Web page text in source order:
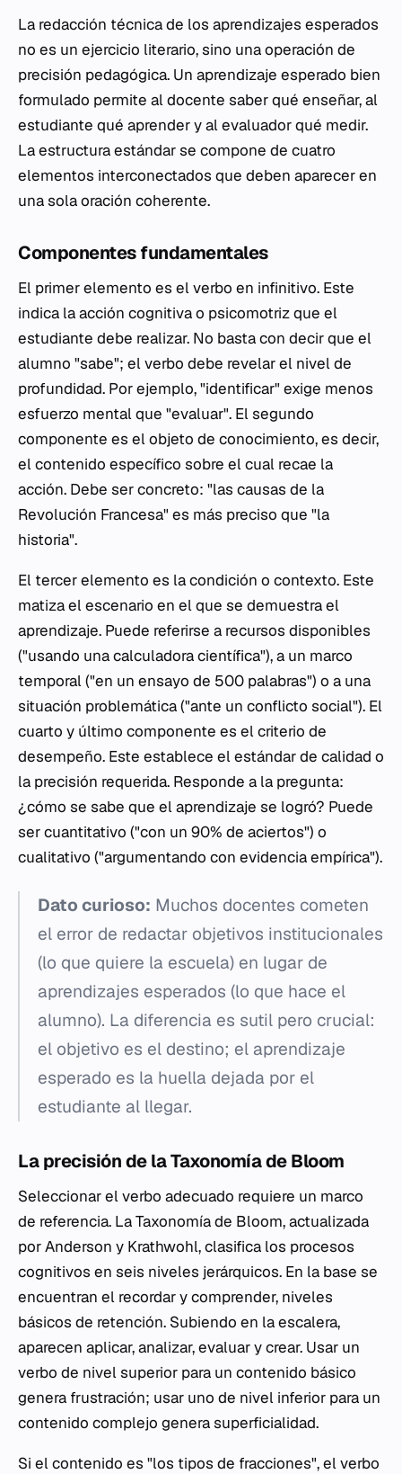
La redacción técnica de los aprendizajes esperados
no es un ejercicio literario, sino una operación de
precisión pedagógica. Un aprendizaje esperado bien
formulado permite al docente saber qué enseñar, al
estudiante qué aprender y al evaluador qué medir.
La estructura estándar se compone de cuatro
elementos interconectados que deben aparecer en
una sola oración coherente.
Componentes fundamentales
El primer elemento es el verbo en infinitivo. Este
indica la acción cognitiva o psicomotriz que el
estudiante debe realizar. No basta con decir que el
alumno "sabe"; el verbo debe revelar el nivel de
profundidad. Por ejemplo, "identificar" exige menos
esfuerzo mental que "evaluar". El segundo
componente es el objeto de conocimiento, es decir,
el contenido específico sobre el cual recae la
acción. Debe ser concreto: "las causas de la
Revolución Francesa" es más preciso que "la
historia".
El tercer elemento es la condición o contexto. Este
matiza el escenario en el que se demuestra el
aprendizaje. Puede referirse a recursos disponibles
("usando una calculadora científica"), a un marco
temporal ("en un ensayo de 500 palabras") o a una
situación problemática ("ante un conflicto social"). El
cuarto y último componente es el criterio de
desempeño. Este establece el estándar de calidad o
la precisión requerida. Responde a la pregunta:
¿cómo se sabe que el aprendizaje se logró? Puede
ser cuantitativo ("con un 90% de aciertos") o
cualitativo ("argumentando con evidencia empírica").
Dato curioso: Muchos docentes cometen
el error de redactar objetivos institucionales
(lo que quiere la escuela) en lugar de
aprendizajes esperados (lo que hace el
alumno). La diferencia es sutil pero crucial:
el objetivo es el destino; el aprendizaje
esperado es la huella dejada por el
estudiante al llegar.
La precisión de la Taxonomía de Bloom
Seleccionar el verbo adecuado requiere un marco
de referencia. La Taxonomía de Bloom, actualizada
por Anderson y Krathwohl, clasifica los procesos
cognitivos en seis niveles jerárquicos. En la base se
encuentran el recordar y comprender, niveles
básicos de retención. Subiendo en la escalera,
aparecen aplicar, analizar, evaluar y crear. Usar un
verbo de nivel superior para un contenido básico
genera frustración; usar uno de nivel inferior para un
contenido complejo genera superficialidad.
Si el contenido es "los tipos de fracciones", el verbo